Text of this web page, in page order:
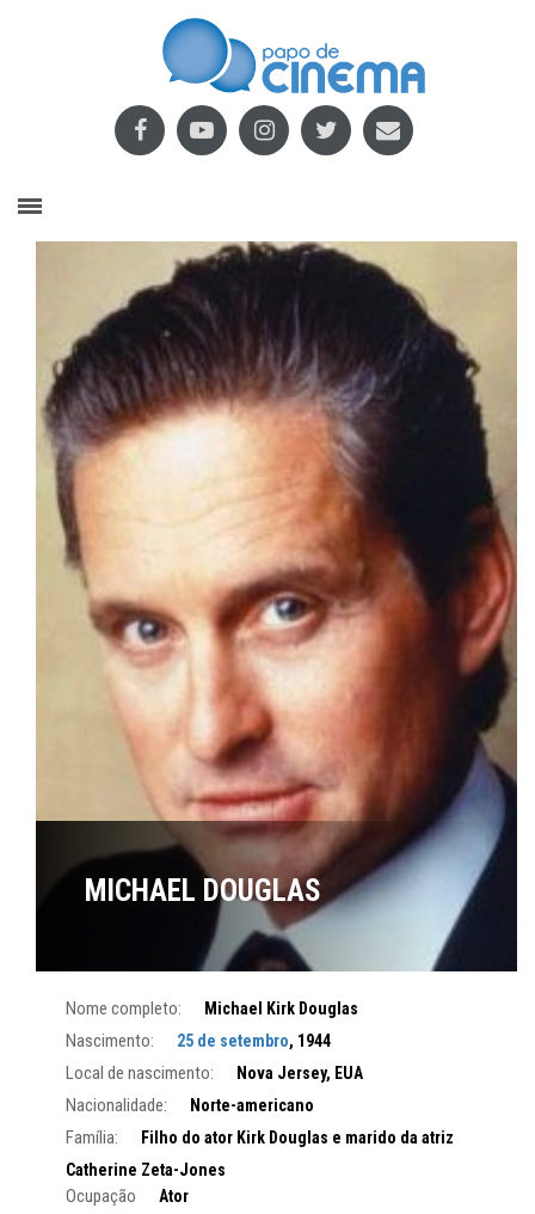
MICHAEL DOUGLAS
Nome completo: Michael Kirk Douglas
Nascimento: 25 de setembro, 1944
Local de nascimento: Nova Jersey, EUA
Nacionalidade: Norte-americano
Família:
Filho do ator Kirk Douglas e marido da atriz
Catherine Zeta-Jones
Ocupação Ator